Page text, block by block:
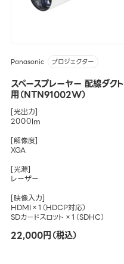
Panasonic プロジェクター
スペースプレーヤー 配線ダクト
用（NTN91002W）
[光出力]
2000lm
[解像度]
XGA
[光源]
レーザー
[映像入力]
HDMI×1（HDCP対応）
SDカードスロット×1（SDHC）
22,000円（税込）